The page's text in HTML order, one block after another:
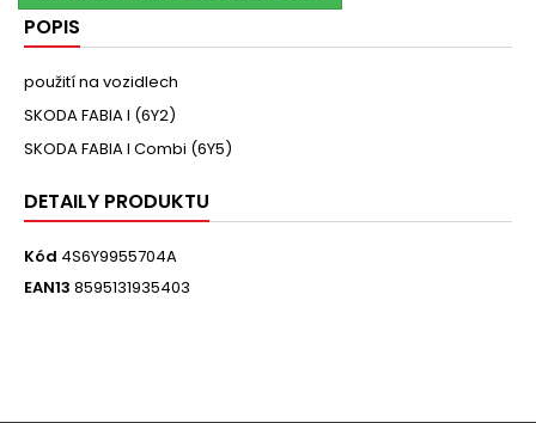
POPIS
použití na vozidlech
SKODA FABIA I (6Y2)
SKODA FABIA I Combi (6Y5)
DETAILY PRODUKTU
Kód 4S6Y9955704A
EAN13 8595131935403